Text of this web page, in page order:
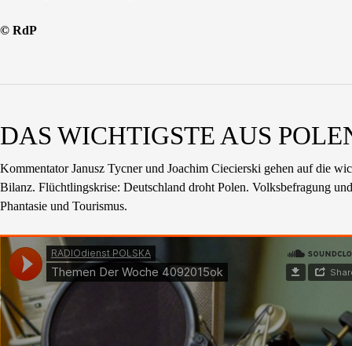
© RdP
DAS WICHTIGSTE AUS
Kommentator Janusz Tycner und Joachim Ciecierski gehen auf die
Bilanz. Flüchtlingskrise: Deutschland droht Polen. Volksbefragung
Phantasie und Tourismus.